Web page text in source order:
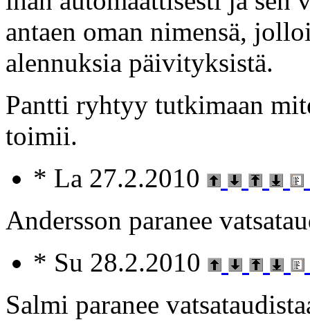
antaen oman nimensä,
alennuksia päivityksistä.
Pantti ryhtyy tutkimaan
toimii.
* La 27.2.2010
Andersson paranee
* Su 28.2.2010
Salmi paranee